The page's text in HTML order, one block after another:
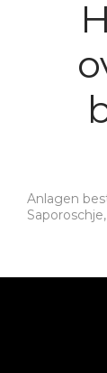
Anlagen